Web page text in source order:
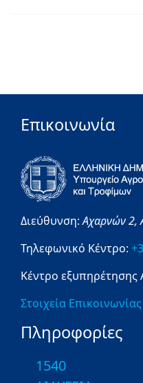
Επικοινωνία
Διεύθυνση:Αχαρνών 2,
Τηλεφωνικό Κέντρο:
Κέντρο εξυπηρέτησης
Στοιχεία Επικοινωνίας
Πληροφορίες
1540